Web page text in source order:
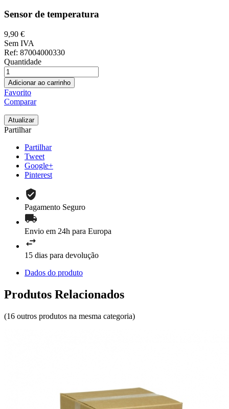
Sensor de temperatura
9,90 €
Sem IVA
Ref: 87004000330
Quantidade
Adicionar ao carrinho
Favorito
Comparar
Partilhar
Partilhar
Tweet
Google+
Pinterest
Pagamento Seguro
Envio em 24h para Europa
15 dias para devolução
Dados do produto
Produtos Relacionados
(16 outros produtos na mesma categoria)